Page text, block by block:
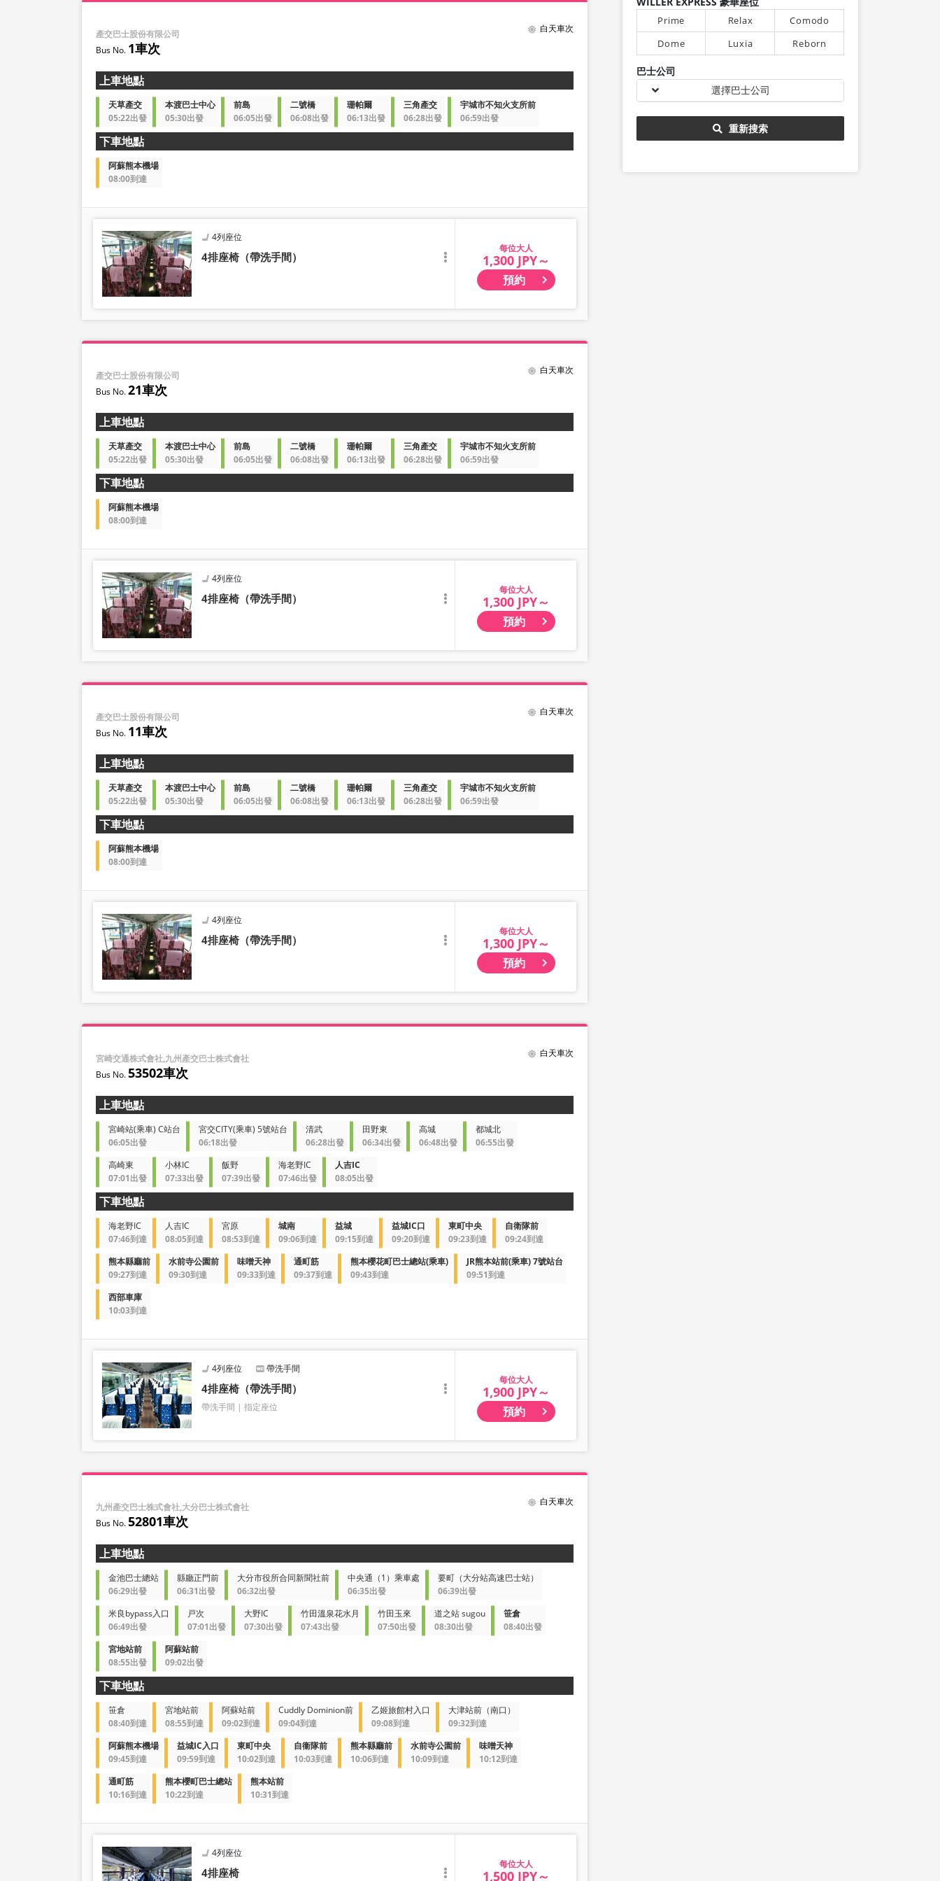
產交巴士股份有限公司
1車次
白天車次
上車地點
天草產交
05:22出發
本渡巴士中心
05:30出發
前島
06:05出發
二號橋
06:08出發
珊帕爾
06:13出發
三角產交
06:28出發
宇城市不知火支所前
06:59出發
下車地點
阿蘇熊本機場
08:00到達
4列座位
4排座椅（帶洗手間）
大人
1,300 JPY～
預約
產交巴士股份有限公司
21車次
白天車次
上車地點
天草產交
05:22出發
本渡巴士中心
05:30出發
前島
06:05出發
二號橋
06:08出發
珊帕爾
06:13出發
三角產交
06:28出發
宇城市不知火支所前
06:59出發
下車地點
阿蘇熊本機場
08:00到達
4列座位
4排座椅（帶洗手間）
大人
1,300 JPY～
預約
產交巴士股份有限公司
11車次
白天車次
上車地點
天草產交
05:22出發
本渡巴士中心
05:30出發
前島
06:05出發
二號橋
06:08出發
珊帕爾
06:13出發
三角產交
06:28出發
宇城市不知火支所前
06:59出發
下車地點
阿蘇熊本機場
08:00到達
4列座位
4排座椅（帶洗手間）
大人
1,300 JPY～
預約
宮崎交通株式會社,九州產交巴士株式會社
53502車次
白天車次
上車地點
宮崎站(乘車) C站台
06:05出發
宮交CITY(乘車) 5號站台
06:18出發
清武
06:28出發
田野東
06:34出發
高城
06:48出發
都城北
06:55出發
高崎東
07:01出發
小林IC
07:33出發
飯野
07:39出發
海老野IC
07:46出發
人吉IC
08:05出發
下車地點
海老野IC
07:46到達
人吉IC
08:05到達
宮原
08:53到達
城南
09:06到達
益城
09:15到達
益城IC口
09:20到達
東町中央
09:23到達
自衛隊前
09:24到達
熊本縣廳前
09:27到達
水前寺公園前
09:30到達
味噌天神
09:33到達
通町筋
09:37到達
熊本櫻花町巴士總站(乘車)
09:43到達
JR熊本站前(乘車) 7號站台
09:51到達
西部車庫
10:03到達
4列座位 帶洗手間
4排座椅（帶洗手間）
帶洗手間 指定座位
大人
1,900 JPY～
預約
九州產交巴士株式會社,大分巴士株式會社
52801車次
白天車次
上車地點
金池巴士總站
06:29出發
縣廳正門前
06:31出發
大分市役所合同新聞社前
06:32出發
中央通（1）乘車處
06:35出發
要町（大分站高速巴士站）
06:39出發
米良bypass入口
06:49出發
戸次
07:01出發
大野IC
07:30出發
竹田溫泉花水月
07:43出發
竹田玉來
07:50出發
道之站 sugou
08:30出發
笹倉
08:40出發
宮地站前
08:55出發
阿蘇站前
09:02出發
下車地點
笹倉
08:40到達
宮地站前
08:55到達
阿蘇站前
09:02到達
Cuddly Dominion前
09:04到達
乙姬旅館村入口
09:08到達
大津站前（南口）
09:32到達
阿蘇熊本機場
09:45到達
益城IC入口
09:59到達
東町中央
10:02到達
自衞隊前
10:03到達
熊本縣廳前
10:06到達
水前寺公園前
10:09到達
味噌天神
10:12到達
通町筋
10:16到達
熊本櫻町巴士總站
10:22到達
熊本站前
10:31到達
4列座位
4排座椅
大人
1,500 JPY～
Prime Relax
Comodo
Dome
Luxia Reborn
巴士公司
選擇巴士公司
重新搜索